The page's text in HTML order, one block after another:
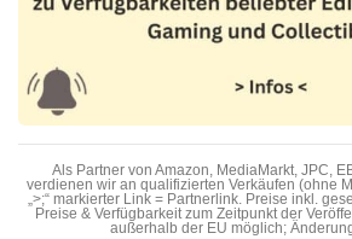
Als Partner von Amazon, MediaMarkt, JPC,
verdienen wir an qualifizierten Verkäufen (ohne
„>;“ markierter Link = Partnerlink. Preise inkl.
Preise & Verfügbarkeit zum Zeitpunkt der
außerhalb der EU möglich;